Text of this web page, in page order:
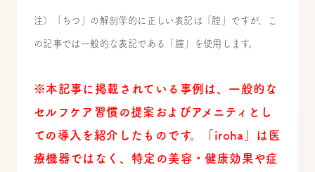
注）「ちつ」の解剖学的に正しい表記は「腟」ですが、こ
の記事では一般的な表記である「膣」を使用します。
※本記事に掲載されている事例は、一般的な
セルフケア習慣の提案およびアメニティとし
ての導入を紹介したものです。「iroha」は医
療機器ではなく、特定の美容・健康効果や症